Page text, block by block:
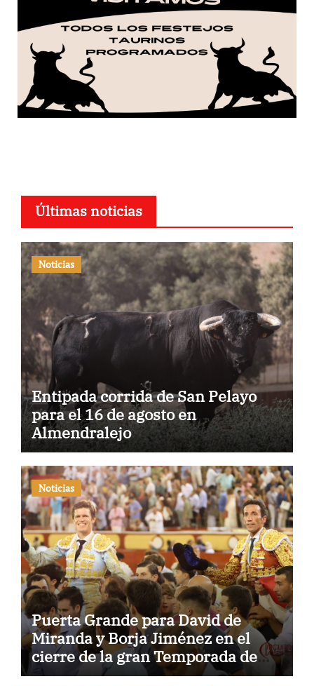
Últimas noticias
Noticias
Entipada corrida de San Pelayo
para el 16 de agosto en
Almendralejo
Noticias
Puerta Grande para David de
Miranda y Borja Jiménez en el
cierre de la gran Temporada de
Verano de El Puerto